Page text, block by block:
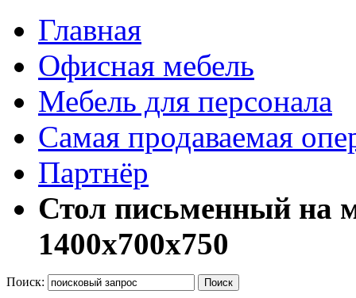
Главная
Офисная мебель
Мебель для персонала
Самая продаваемая
Партнёр
Стол письменный на
1400х700х750
Поиск: Поиск